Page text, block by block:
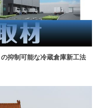
抑制可能な冷蔵倉庫新工法